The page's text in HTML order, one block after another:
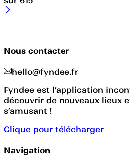
Nous contacter
hello@fyndee.fr
Fyndee est l’application
découvrir de nouveaux lieux
s’amusant !
Clique pour télécharger
Navigation